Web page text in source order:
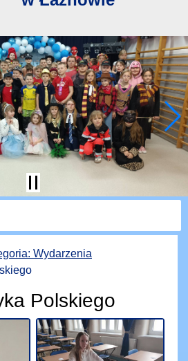
Wydarzenia
Polskiego